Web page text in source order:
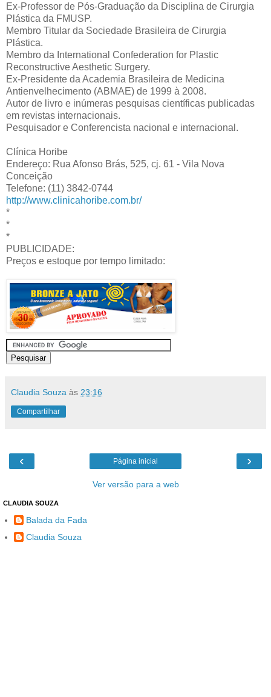
Ex-Professor de Pós-Graduação da Disciplina de Cirurgia
Plástica da FMUSP.
Membro Titular da Sociedade Brasileira de Cirurgia
Plástica.
Membro da International Confederation for Plastic
Reconstructive Aesthetic Surgery.
Ex-Presidente da Academia Brasileira de Medicina
Antienvelhecimento (ABMAE) de 1999 à 2008.
Autor de livro e inúmeras pesquisas científicas publicadas
em revistas internacionais.
Pesquisador e Conferencista nacional e internacional.
Clínica Horibe
Endereço: Rua Afonso Brás, 525, cj. 61 - Vila Nova
Conceição
Telefone: (11) 3842-0744
http://www.clinicahoribe.com.br/
*
*
*
PUBLICIDADE:
Preços e estoque por tempo limitado:
Claudia Souza às 23:16
Compartilhar
‹ ›
Página inicial
Ver versão para a web
CLAUDIA SOUZA
Balada da Fada
Claudia Souza